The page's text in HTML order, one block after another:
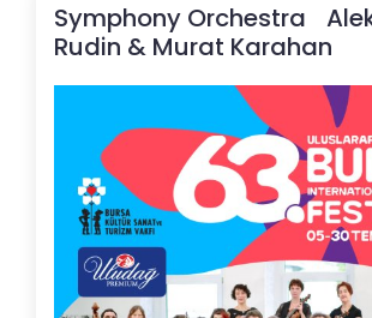
Symphony Orchestra
Rudin & Murat Karahan